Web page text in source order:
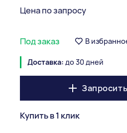
Цена по запросу
Под заказ В
Доставка: до 30 дней
Купить в 1 клик